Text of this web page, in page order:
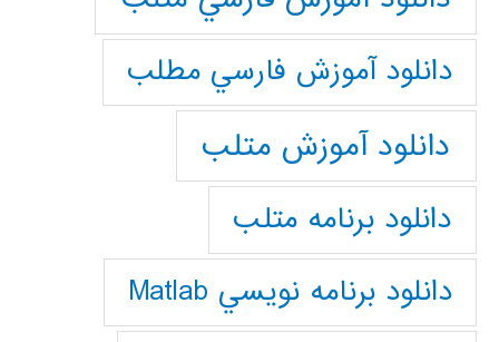
دانلود آموزش فارسي مطلب
دانلود آموزش متلب
دانلود برنامه متلب
دانلود برنامه نويسي Matlab